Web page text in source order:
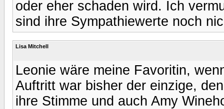
oder eher schaden wird. Ich
sind ihre Sympathiewerte noch
Lisa Mitchell
Leonie wäre meine Favoritin,
Auftritt war bisher der einzige,
ihre Stimme und auch Amy